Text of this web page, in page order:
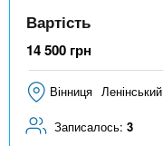
Вартість
14 500 грн
Вінниця Ленінський
Записалось: 3